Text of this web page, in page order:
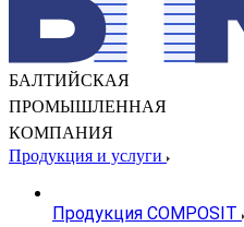
БАЛТИЙСКАЯ
ПРОМЫШЛЕННАЯ
КОМПАНИЯ
Продукция и услуги
Продукция COMPOSIT